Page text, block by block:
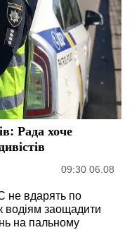
Рада хоче
09:30 06.08
не вдарять по
водіям заощадити
на пальному